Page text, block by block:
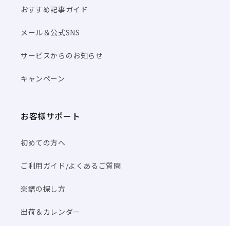
おすすめ記事ガイド
メール＆公式SNS
サービスからのお知らせ
キャンペーン
お客様サポート
初めての方へ
ご利用ガイド/よくあるご質問
楽譜の探し方
出荷＆カレンダー